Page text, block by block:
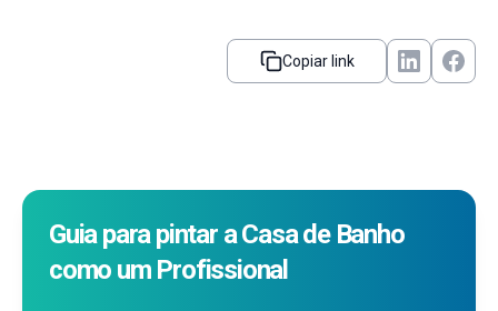
Copiar link
Guia para pintar a Casa de Banho
como um Profissional